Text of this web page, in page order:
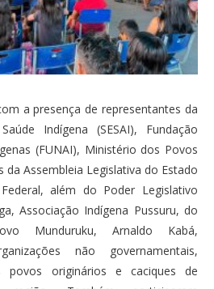
a presença de representantes da
Indígena (SESAI), Fundação
(FUNAI), Ministério dos Povos
da Assembleia Legislativa do Estado
além do Poder Legislativo
Associação Indígena Pussuru, do
Munduruku, Arnaldo Kabá,
não governamentais,
povos originários e caciques de